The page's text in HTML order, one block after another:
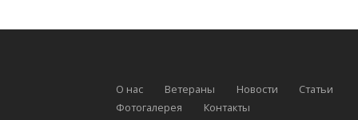
О нас Ветераны Новости
Статьи
Фотогалерея
Контакты